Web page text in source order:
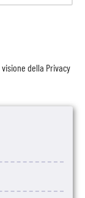
della Privacy